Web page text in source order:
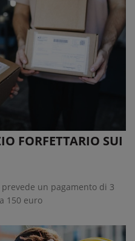
FORFETTARIO SUI
un pagamento di 3
150 euro